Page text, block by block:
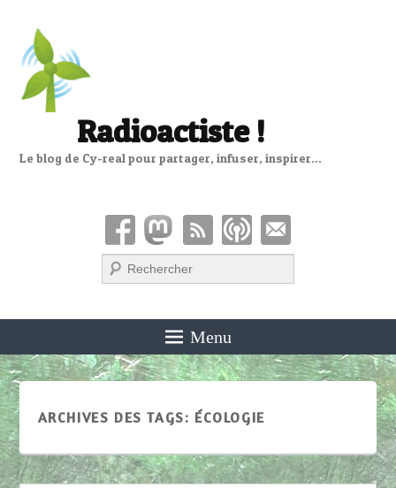
Radioactiste !
Le blog de Cy-real pour partager, infuser, inspirer…
Recherche
Menu
ARCHIVES DES TAGS: ÉCOLOGIE